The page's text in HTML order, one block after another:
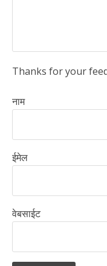
Thanks for your
नाम
ईमेल
वेबसाईट